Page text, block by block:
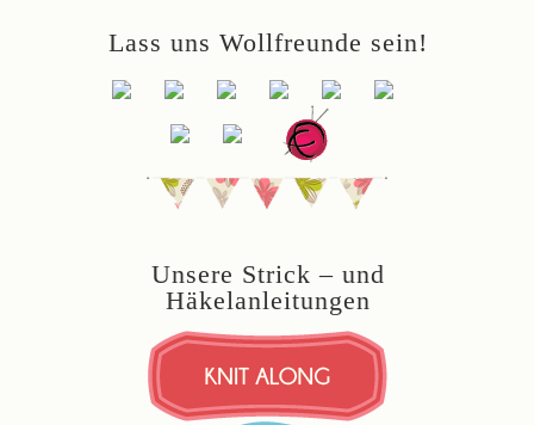
Lass uns Wollfreunde sein!
Unsere Strick – und
Häkelanleitungen